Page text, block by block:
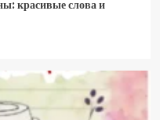
красивые слова и